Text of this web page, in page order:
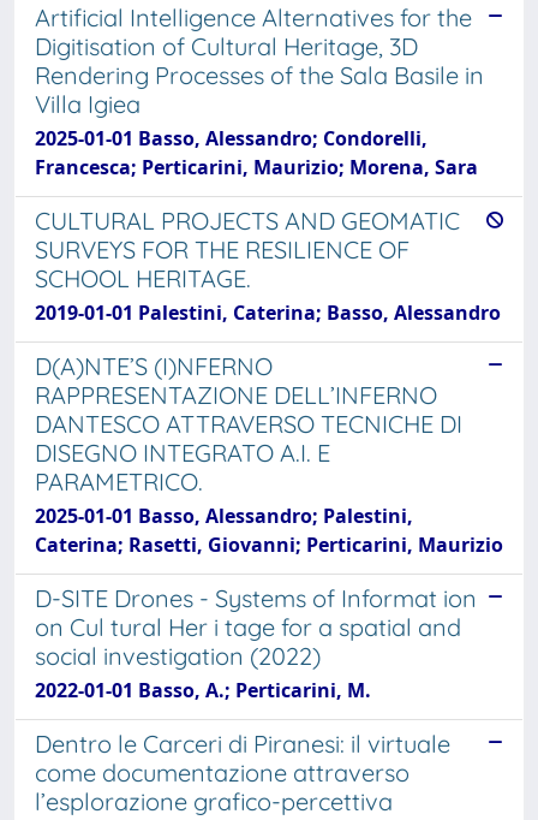
Artificial Intelligence Alternatives for the
Digitisation of Cultural Heritage, 3D
Rendering Processes of the Sala Basile in
Villa Igiea
2025-01-01 Basso, Alessandro; Condorelli,
Francesca; Perticarini, Maurizio; Morena, Sara
CULTURAL PROJECTS AND GEOMATIC
SURVEYS FOR THE RESILIENCE OF
SCHOOL HERITAGE.
2019-01-01 Palestini, Caterina; Basso, Alessandro
D(A)NTE’S (I)NFERNO
RAPPRESENTAZIONE DELL’INFERNO
DANTESCO ATTRAVERSO TECNICHE DI
DISEGNO INTEGRATO A.I. E
PARAMETRICO.
2025-01-01 Basso, Alessandro; Palestini,
Caterina; Rasetti, Giovanni; Perticarini, Maurizio
D-SITE Drones - Systems of Informat ion
on Cul tural Her i tage for a spatial and
social investigation (2022)
2022-01-01 Basso, A.; Perticarini, M.
Dentro le Carceri di Piranesi: il virtuale
come documentazione attraverso
l’esplorazione grafico-percettiva